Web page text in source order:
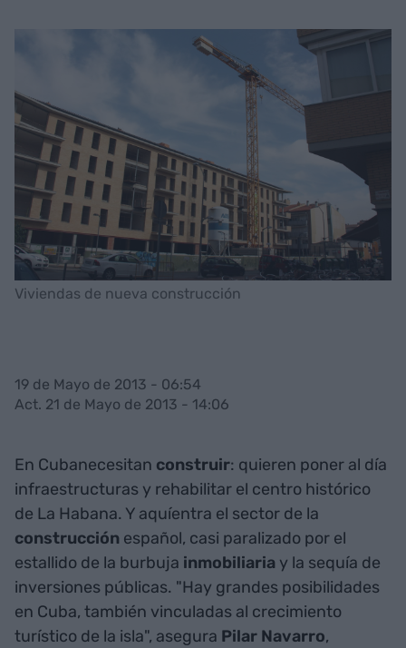
Viviendas de nueva construcción
19 de Mayo de 2013 - 06:54
Act. 21 de Mayo de 2013 - 14:06
En Cubanecesitan construir: quieren poner al día
infraestructuras y rehabilitar el centro histórico
de La Habana. Y aquíentra el sector de la
construcción español, casi paralizado por el
estallido de la burbuja inmobiliaria y la sequía de
inversiones públicas. "Hay grandes posibilidades
en Cuba, también vinculadas al crecimiento
turístico de la isla", asegura Pilar Navarro,